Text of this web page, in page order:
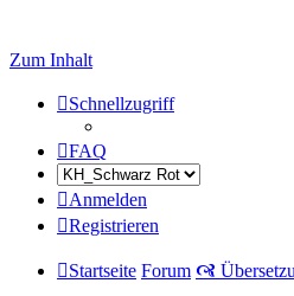
Zum Inhalt
Schnellzugriff
FAQ
Anmelden
Registrieren
Startseite Forum 🙧